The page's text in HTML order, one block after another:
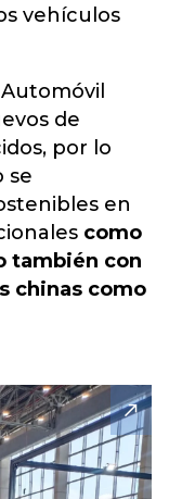
vehículos
de
por lo
se
en
como
también con
chinas como